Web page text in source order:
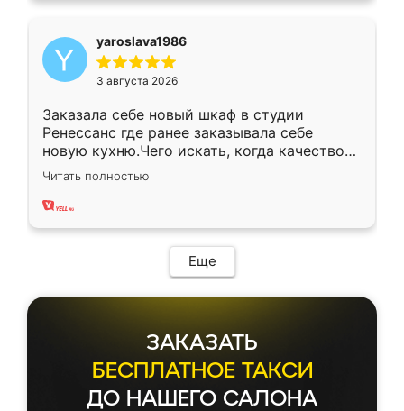
yaroslava1986
3 августа 2026
Заказала себе новый шкаф в студии
Ренессанс где ранее заказывала себе
новую кухню.Чего искать, когда качеством
вполне довольна. Служит кухня уже почти
два года, нареканий нет.
Читать полностью
Еще
ЗАКАЗАТЬ
БЕСПЛАТНОЕ ТАКСИ
ДО НАШЕГО САЛОНА